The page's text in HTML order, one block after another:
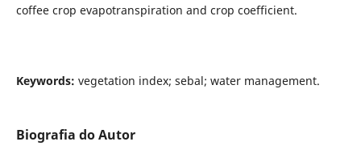
coffee crop evapotranspiration and crop coefficient.
Keywords: vegetation index; sebal; water management.
Biografia do Autor